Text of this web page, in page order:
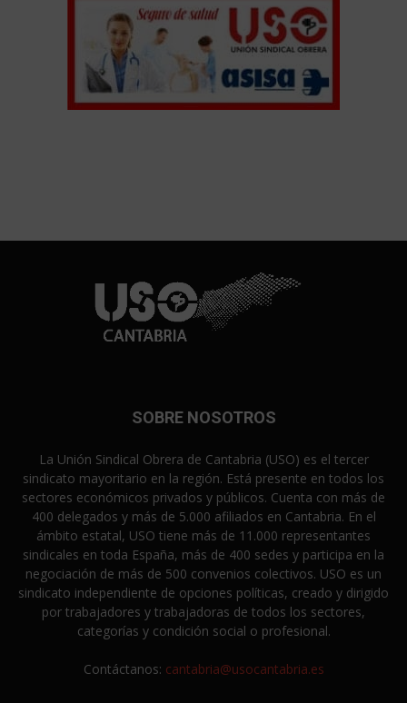
SOBRE NOSOTROS
La Unión Sindical Obrera de Cantabria (USO) es el tercer
sindicato mayoritario en la región. Está presente en todos los
sectores económicos privados y públicos. Cuenta con más de
400 delegados y más de 5.000 afiliados en Cantabria. En el
ámbito estatal, USO tiene más de 11.000 representantes
sindicales en toda España, más de 400 sedes y participa en la
negociación de más de 500 convenios colectivos. USO es un
sindicato independiente de opciones políticas, creado y dirigido
por trabajadores y trabajadoras de todos los sectores,
categorías y condición social o profesional.
Contáctanos: cantabria@usocantabria.es